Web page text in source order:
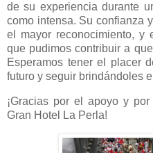
de su experiencia durante
como intensa. Su confianza
el mayor reconocimiento, y
que pudimos contribuir a
Esperamos tener el placer
futuro y seguir brindándoles
¡Gracias por el apoyo y
Gran Hotel La Perla!